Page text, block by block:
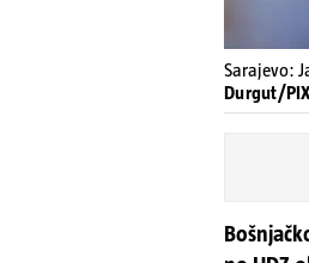
Sarajevo:
Durgut/